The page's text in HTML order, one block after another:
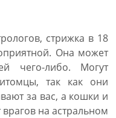
стрижка в 18
Она может
чего-либо. Могут
так как они
за вас, а кошки и
на астральном